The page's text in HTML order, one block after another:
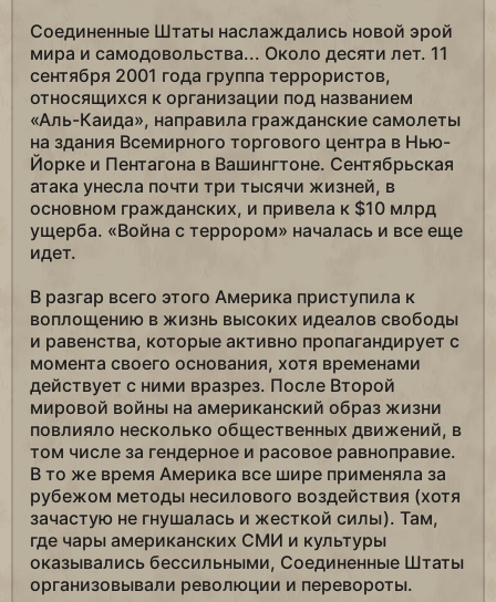
Соединенные Штаты наслаждались новой эрой
мира и самодовольства... Около десяти лет. 11
сентября 2001 года группа террористов,
относящихся к организации под названием
«Аль-Каида», направила гражданские самолеты
на здания Всемирного торгового центра в Нью-
Йорке и Пентагона в Вашингтоне. Сентябрьская
атака унесла почти три тысячи жизней, в
основном гражданских, и привела к $10 млрд
ущерба. «Война с террором» началась и все еще
идет.
В разгар всего этого Америка приступила к
воплощению в жизнь высоких идеалов свободы
и равенства, которые активно пропагандирует с
момента своего основания, хотя временами
действует с ними вразрез. После Второй
мировой войны на американский образ жизни
повлияло несколько общественных движений, в
том числе за гендерное и расовое равноправие.
В то же время Америка все шире применяла за
рубежом методы несилового воздействия (хотя
зачастую не гнушалась и жесткой силы). Там,
где чары американских СМИ и культуры
оказывались бессильными, Соединенные Штаты
организовывали революции и перевороты.